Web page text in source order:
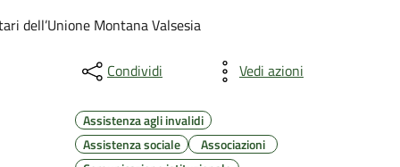
dell’Unione Montana Valsesia
Condividi Vedi azioni
Assistenza agli invalidi
Assistenza sociale
Associazioni